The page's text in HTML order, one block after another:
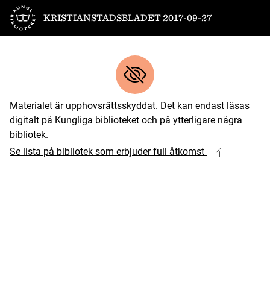
Till startsidan
KRISTIANSTADSBLADET 2017-09-27
Materialet är upphovsrättsskyddat. Det kan endast läsas
digitalt på Kungliga biblioteket och på ytterligare några
bibliotek.
Se lista på bibliotek som erbjuder full åtkomst